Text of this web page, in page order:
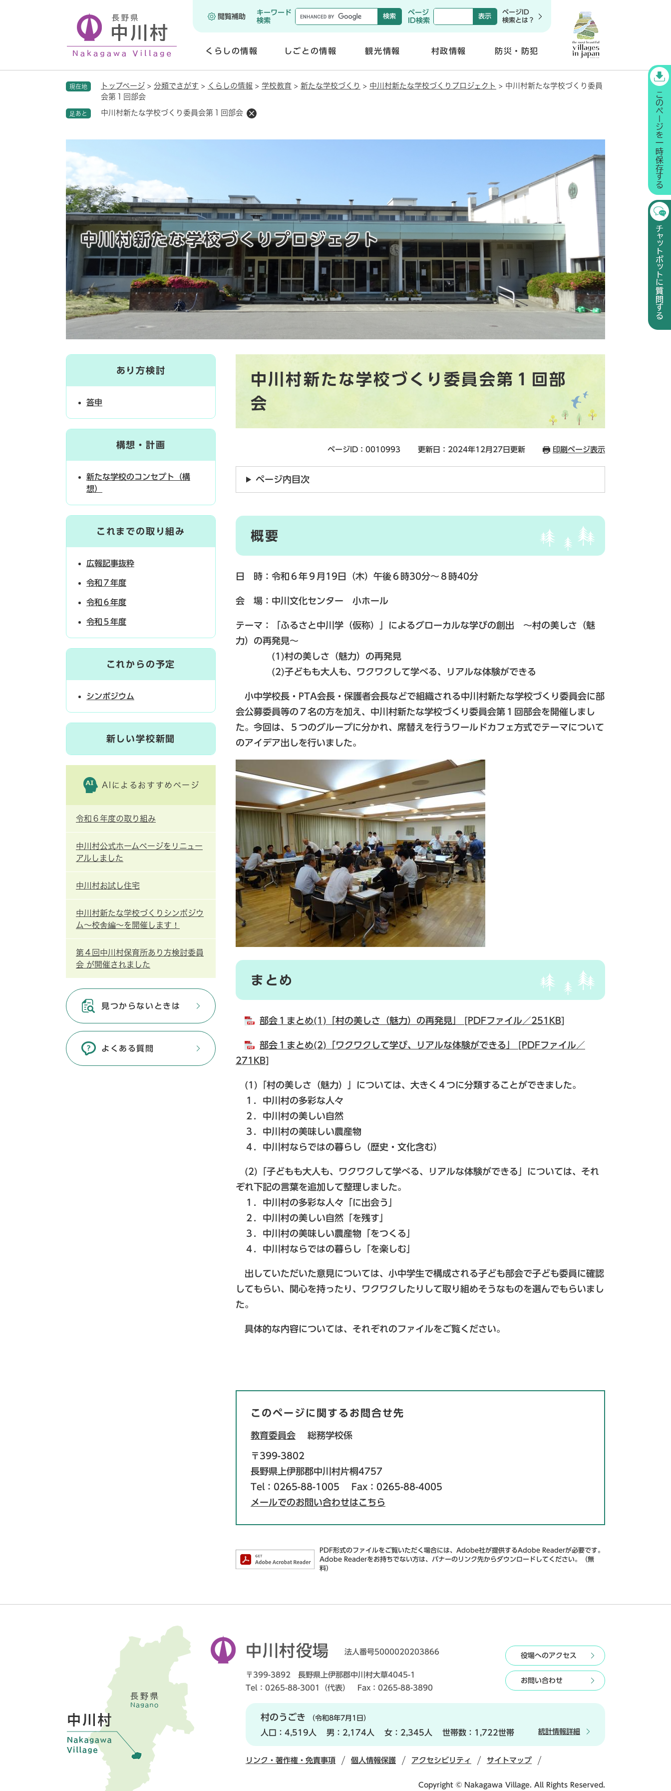
メニューを飛ばして本文へ
閲覧補助
キーワード
検索
ページ
ID検索
ページID
検索とは？
くらしの情報
く
しごとの情報
く
観光情報 村政情報
く
防災・防犯
く
現在地 トップページ > 分類でさがす > くらしの情報 > 学校教育 > 新たな学校づくり > 中川村新たな学校づくりプロジェクト > 中川村新たな学校づくり委員
会第１回部会
足あと 中川村新たな学校づくり委員会第１回部会
中川村新たな学校づくりプロジェクト
中川村新たな学校づくり委員会第１回部
会
ページID：0010993 更新日：2024年12月27日更新 印刷ページ表示
ページ内目次
概要
日 時：令和６年９月19日（木）午後６時30分～８時40分
会 場：中川文化センター 小ホール
テーマ：「ふるさと中川学（仮称）」によるグローカルな学びの創出 ～村の美しさ（魅
力）の再発見～
(1)村の美しさ（魅力）の再発見
(2)子どもも大人も、ワクワクして学べる、リアルな体験ができる
小中学校長・PTA会長・保護者会長などで組織される中川村新たな学校づくり委員会に部
会公募委員等の７名の方を加え、中川村新たな学校づくり委員会第１回部会を開催しまし
た。今回は、５つのグループに分かれ、席替えを行うワールドカフェ方式でテーマについて
のアイデア出しを行いました。
まとめ
部会１まとめ(1)「村の美しさ（魅力）の再発見」 [PDFファイル／251KB]
部会１まとめ(2)「ワクワクして学び、リアルな体験ができる」 [PDFファイル／
271KB]
(1)「村の美しさ（魅力）」については、大きく４つに分類することができました。
１．中川村の多彩な人々
２．中川村の美しい自然
３．中川村の美味しい農産物
４．中川村ならではの暮らし（歴史・文化含む）
(2)「子どもも大人も、ワクワクして学べる、リアルな体験ができる」については、それ
ぞれ下記の言葉を追加して整理しました。
１．中川村の多彩な人々「に出会う」
２．中川村の美しい自然「を残す」
３．中川村の美味しい農産物「をつくる」
４．中川村ならではの暮らし「を楽しむ」
出していただいた意見については、小中学生で構成される子ども部会で子ども委員に確認
してもらい、関心を持ったり、ワクワクしたりして取り組めそうなものを選んでもらいまし
た。
具体的な内容については、それぞれのファイルをご覧ください。
このページに関するお問合せ先
教育委員会 総務学校係
〒399-3802
長野県上伊那郡中川村片桐4757
Tel：0265-88-1005
Fax：0265-88-4005
メールでのお問い合わせはこちら
PDF形式のファイルをご覧いただく場合には、Adobe社が提供するAdobe Readerが必要です。
Adobe Readerをお持ちでない方は、バナーのリンク先からダウンロードしてください。（無
料）
あり方検討
答申
構想・計画
新たな学校のコンセプト（構
想）
これまでの取り組み
広報記事抜粋
令和７年度
令和６年度
令和５年度
これからの予定
シンポジウム
新しい学校新聞
AIによるおすすめページ
令和６年度の取り組み
中川村公式ホームページをリニュー
アルしました
中川村お試し住宅
中川村新たな学校づくりシンポジウ
ム～校舎編～を開催します！
第４回中川村保育所あり方検討委員
会 が開催されました
見つからないときは
よくある質問
中川村役場 法人番号5000020203866
〒399-3892 長野県上伊那郡中川村大草4045-1
Tel：0265-88-3001（代表） Fax：0265-88-3890
役場へのアクセス
お問い合わせ
村のうごき （令和8年7月1日）
人口： 4,519人 男： 2,174人 女： 2,345人 世帯数： 1,722世帯 統計情報詳細
リンク・著作権・免責事項 個人情報保護 アクセシビリティ サイトマップ
Copyright © Nakagawa Village. All Rights Reserved.